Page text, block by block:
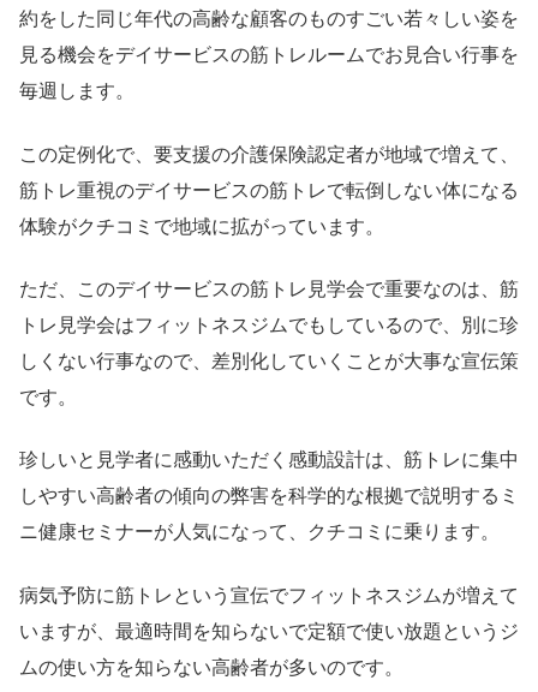
約をした同じ年代の高齢な顧客のものすごい若々しい姿を
見る機会をデイサービスの筋トレルームでお見合い行事を
毎週します。
この定例化で、要支援の介護保険認定者が地域で増えて、
筋トレ重視のデイサービスの筋トレで転倒しない体になる
体験がクチコミで地域に拡がっています。
ただ、このデイサービスの筋トレ見学会で重要なのは、筋
トレ見学会はフィットネスジムでもしているので、別に珍
しくない行事なので、差別化していくことが大事な宣伝策
です。
珍しいと見学者に感動いただく感動設計は、筋トレに集中
しやすい高齢者の傾向の弊害を科学的な根拠で説明するミ
ニ健康セミナーが人気になって、クチコミに乗ります。
病気予防に筋トレという宣伝でフィットネスジムが増えて
いますが、最適時間を知らないで定額で使い放題というジ
ムの使い方を知らない高齢者が多いのです。